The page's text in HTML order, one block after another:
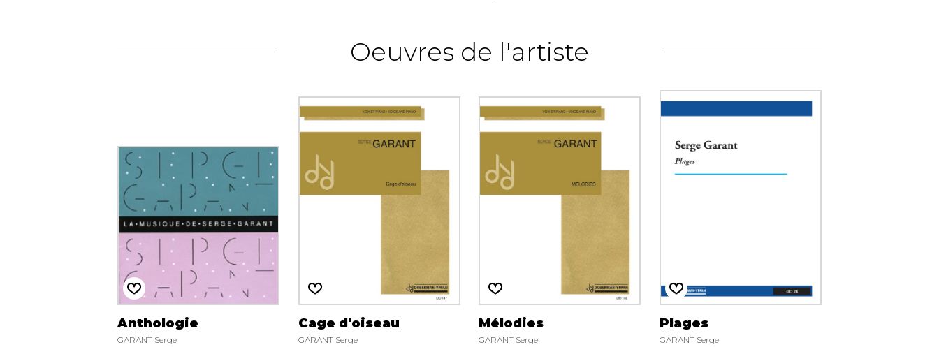
Oeuvres de l'artiste
Anthologie
GARANT Serge
Cage d'oiseau
GARANT Serge
Mélodies
GARANT Serge
Plages
GARANT Serge